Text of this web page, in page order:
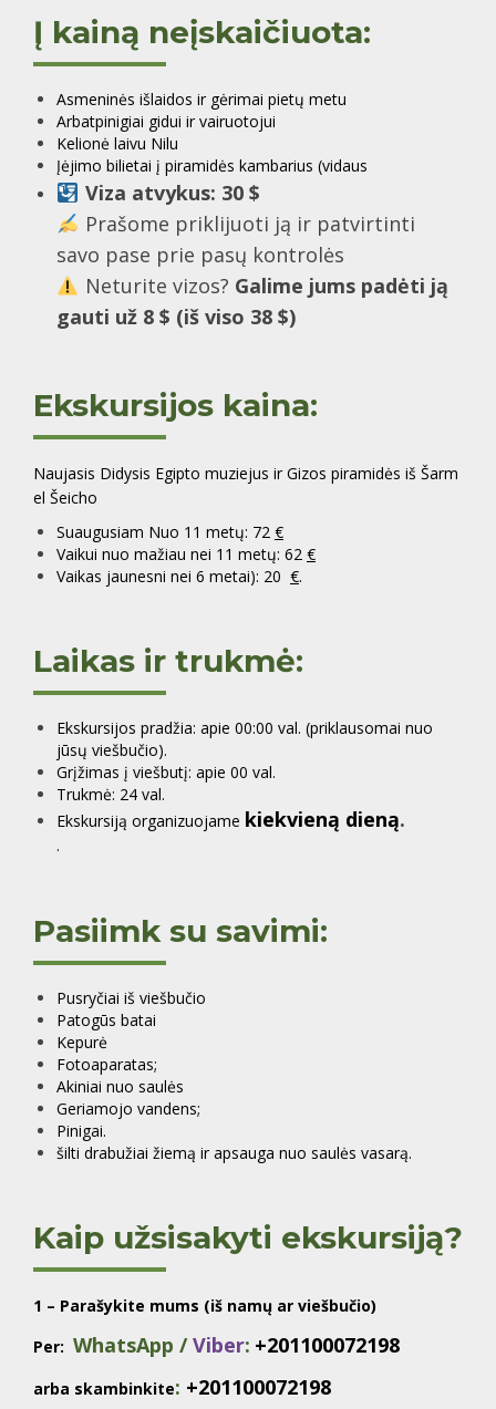
Į kainą neįskaičiuota:
Asmeninės išlaidos ir gėrimai pietų metu
Arbatpinigiai gidui ir vairuotojui
Kelionė laivu Nilu
Įėjimo bilietai į piramidės kambarius (vidaus
Viza atvykus: 30 $
Prašome priklijuoti ją ir patvirtinti
savo pase prie pasų kontrolės
Neturite vizos? Galime jums padėti ją
gauti už 8 $ (iš viso 38 $)
Ekskursijos kaina:
Naujasis Didysis Egipto muziejus ir Gizos piramidės iš Šarm
el Šeicho
Suaugusiam Nuo 11 metų: 72 €
Vaikui nuo mažiau nei 11 metų: 62 €
Vaikas jaunesni nei 6 metai): 20 €.
Laikas ir trukmė:
Ekskursijos pradžia: apie 00:00 val. (priklausomai nuo
jūsų viešbučio).
Grįžimas į viešbutį: apie 00 val.
Trukmė: 24 val.
Ekskursiją organizuojame kiekvieną dieną.
.
Pasiimk su savimi:
Pusryčiai iš viešbučio
Patogūs batai
Kepurė
Fotoaparatas;
Akiniai nuo saulės
Geriamojo vandens;
Pinigai.
šilti drabužiai žiemą ir apsauga nuo saulės vasarą.
Kaip užsisakyti ekskursiją?
1 – Parašykite mums (iš namų ar viešbučio)
Per: WhatsApp /Viber: +201100072198
arba skambinkite: +201100072198